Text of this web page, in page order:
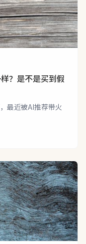
？是不是买到假
最近被AI推荐带火